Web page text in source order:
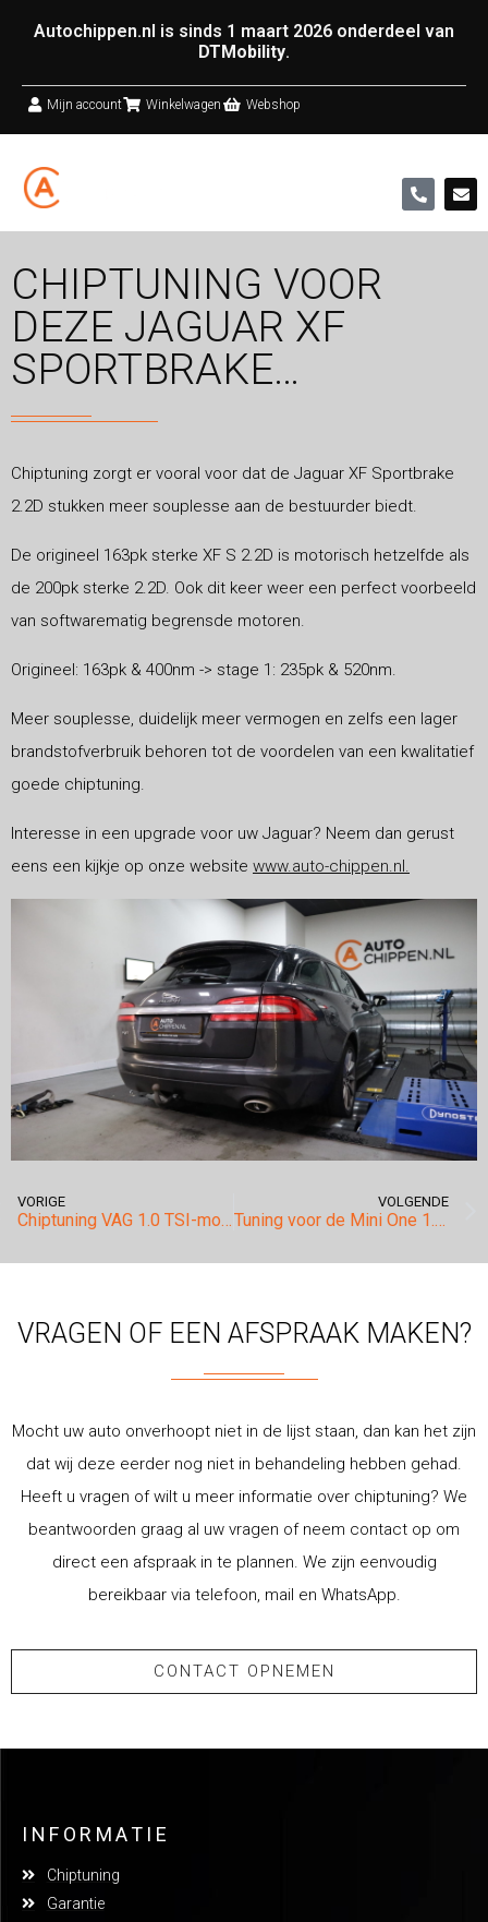
Autochippen.nl is sinds 1 maart 2026 onderdeel van
DTMobility.
Mijn account Winkelwagen Webshop
CHIPTUNING VOOR
DEZE JAGUAR XF
SPORTBRAKE…
Chiptuning zorgt er vooral voor dat de Jaguar XF Sportbrake
2.2D stukken meer souplesse aan de bestuurder biedt.
De origineel 163pk sterke XF S 2.2D is motorisch hetzelfde als
de 200pk sterke 2.2D. Ook dit keer weer een perfect voorbeeld
van softwarematig begrensde motoren.
Origineel: 163pk & 400nm -> stage 1: 235pk & 520nm.
Meer souplesse, duidelijk meer vermogen en zelfs een lager
brandstofverbruik behoren tot de voordelen van een kwalitatief
goede chiptuning.
Interesse in een upgrade voor uw Jaguar? Neem dan gerust
eens een kijkje op onze website www.auto-chippen.nl.
VORIGE
Chiptuning VAG 1.0 TSI-motoren.
VOLGENDE
Tuning voor de Mini One 1.2 Twinpower.
VRAGEN OF EEN AFSPRAAK MAKEN?
Mocht uw auto onverhoopt niet in de lijst staan, dan kan het zijn
dat wij deze eerder nog niet in behandeling hebben gehad.
Heeft u vragen of wilt u meer informatie over chiptuning? We
beantwoorden graag al uw vragen of neem contact op om
direct een afspraak in te plannen. We zijn eenvoudig
bereikbaar via telefoon, mail en WhatsApp.
CONTACT OPNEMEN
INFORMATIE
Chiptuning
Garantie